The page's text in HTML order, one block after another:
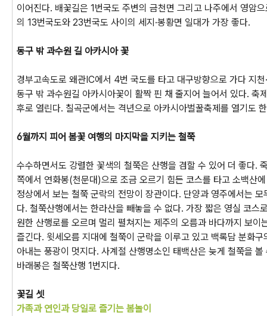
이어진다. 배꽃길은 1번국도 주변의 금천면 그리고 나주에서 영암
의 13번국도와 23번국도 사이의 세지·봉황면 일대가 가장 좋다.
동구 밖 과수원 길 아카시아 꽃
경부고속도로 왜관IC에서 4번 국도를 타고 대구방향으로 가다 지천
동구 밖 과수원길 아카시아꽃이 활짝 핀 채 줄지어 늘어서 있다. 축
후로 열린다. 칠곡군에서는 격년으로 아카시아벌꿀축제를 열기도
6월까지 피어 봄꽃 여행의 마지막을 지키는 철쭉
수수하면서도 강렬한 꽃색의 철쭉은 산행을 겸할 수 있어 더 좋다.
쪽에서 연화봉(천문대)으로 조금 오르기 힘든 코스를 타고 소백산
정상에서 보는 철쭉 군락의 전망이 장관이다. 단양과 영주에서는 모
다. 철쭉산행에서는 한라산을 빼놓을 수 없다. 가장 짧은 영실 코스
원한 산행로를 오르며 멀리 펼쳐지는 제주의 오름과 바다까지 보이
즐긴다. 윗세오름 지대에 철쭉이 군락을 이루고 있고 백록담 분화구
아내는 풍광이 멋지다. 사계절 산행명소인 태백산은 늦게 철쭉을 볼
바래봉은 철쭉산행 1번지다.
꽃길 셋
가족과 연인과 당일로 즐기는 봄놀이